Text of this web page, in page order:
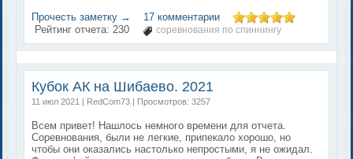
Прочесть заметку →
17 комментарии
Рейтинг отчета:230 соревнования по спиннингу
Кубок АК на Шибаево. 2021
11 июл 2021 | RedCom73 | Просмотров: 3257
Всем привет! Нашлось немного времени для отчета.
Соревнования, были не легкие, припекало хорошо, но
чтобы они оказались настолько непростыми, я не ожидал.